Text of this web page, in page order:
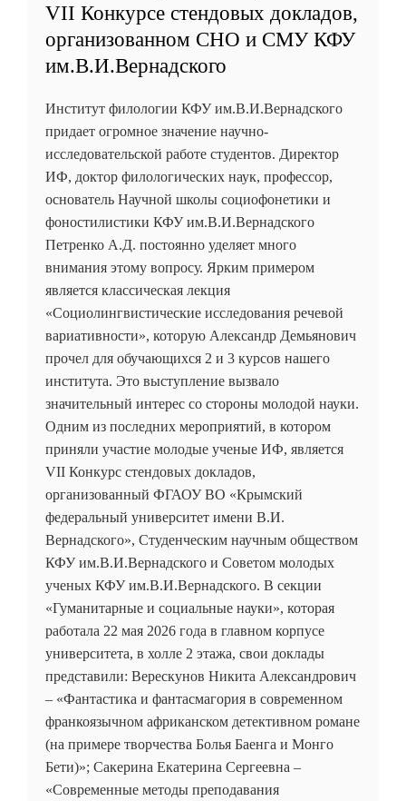
VII Конкурсе стендовых докладов,
организованном СНО и СМУ КФУ
им.В.И.Вернадского
Институт филологии КФУ им.В.И.Вернадского
придает огромное значение научно-
исследовательской работе студентов. Директор
ИФ, доктор филологических наук, профессор,
основатель Научной школы социофонетики и
фоностилистики КФУ им.В.И.Вернадского
Петренко А.Д. постоянно уделяет много
внимания этому вопросу. Ярким примером
является классическая лекция
«Социолингвистические исследования речевой
вариативности», которую Александр Демьянович
прочел для обучающихся 2 и 3 курсов нашего
института. Это выступление вызвало
значительный интерес со стороны молодой науки.
Одним из последних мероприятий, в котором
приняли участие молодые ученые ИФ, является
VII Конкурс стендовых докладов,
организованный ФГАОУ ВО «Крымский
федеральный университет имени В.И.
Вернадского», Студенческим научным обществом
КФУ им.В.И.Вернадского и Советом молодых
ученых КФУ им.В.И.Вернадского. В секции
«Гуманитарные и социальные науки», которая
работала 22 мая 2026 года в главном корпусе
университета, в холле 2 этажа, свои доклады
представили: Верескунов Никита Александрович
– «Фантастика и фантасмагория в современном
франкоязычном африканском детективном романе
(на примере творчества Болья Баенга и Монго
Бети)»; Сакерина Екатерина Сергеевна –
«Современные методы преподавания